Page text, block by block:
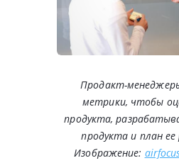
Продакт-
метрики, чтобы
продукта,
продукта и план ее
Изображение: